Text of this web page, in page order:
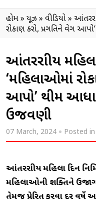
હોમ» ન્યૂઝ » વીડિયો»
રોકાણ કરો, પ્રગતિને વેગ
આંતરરાષ્ટ્રીય
‘મહિલાઓમાં
આપો’ થીમ
ઉજવણી
07 March, 2024 Posted in
આંતરરાષ્ટ્રીય મહિલા દિન
મહિલાઓની શક્તિને
તેમજ પ્રેરિત કરવા દર